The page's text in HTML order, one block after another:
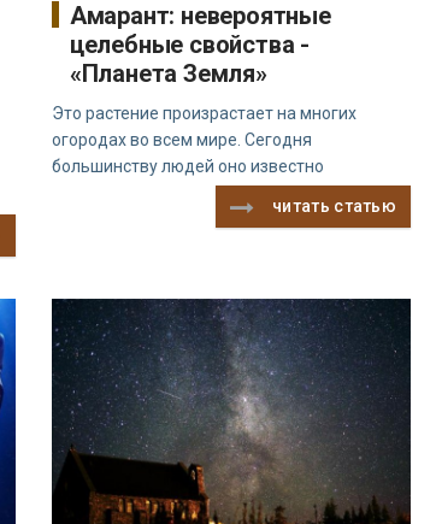
Амарант: невероятные
целебные свойства -
«Планета Земля»
Это растение произрастает на многих
огородах во всем мире. Сегодня
большинству людей оно известно
читать статью